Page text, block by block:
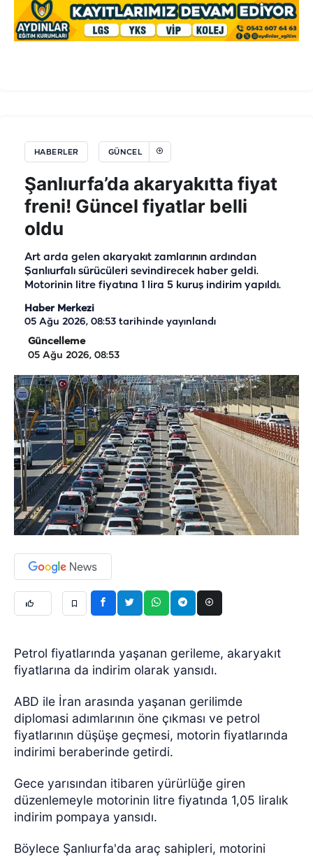
HABERLER GÜNCEL
Şanlıurfa’da akaryakıtta fiyat
freni! Güncel fiyatlar belli
oldu
Art arda gelen akaryakıt zamlarının ardından
Şanlıurfalı sürücüleri sevindirecek haber geldi.
Motorinin litre fiyatına 1 lira 5 kuruş indirim yapıldı.
Haber Merkezi
05 Ağu 2026, 08:53 tarihinde yayınlandı
Güncelleme
05 Ağu 2026, 08:53
Petrol fiyatlarında yaşanan gerileme, akaryakıt
fiyatlarına da indirim olarak yansıdı.
ABD ile İran arasında yaşanan gerilimde
diplomasi adımlarının öne çıkması ve petrol
fiyatlarının düşüşe geçmesi, motorin fiyatlarında
indirimi beraberinde getirdi.
Gece yarısından itibaren yürürlüğe giren
düzenlemeyle motorinin litre fiyatında 1,05 liralık
indirim pompaya yansıdı.
Böylece Şanlıurfa'da araç sahipleri, motorini